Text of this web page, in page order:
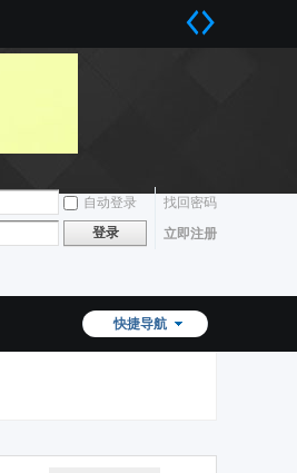
自动登录
找回密码
登录 立即注册
快捷导航